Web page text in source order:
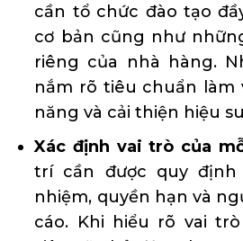
cần tổ chức đào tạo
cơ bản cũng như
riêng của nhà hàng.
nắm rõ tiêu chuẩn làm
năng và cải thiện hiệu
Xác định vai trò của
trí cần được quy
nhiệm, quyền hạn và
cáo. Khi hiểu rõ vai